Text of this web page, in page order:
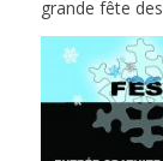
grande fête